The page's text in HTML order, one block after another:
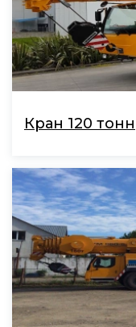
Кран 120 тонн